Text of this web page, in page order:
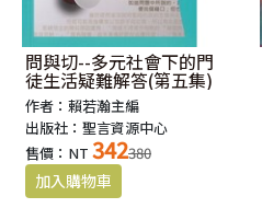
問與切--多元社會下的門
徒生活疑難解答(第五集)
作者：賴若瀚主編
出版社：聖言資源中心
售價：NT 342380